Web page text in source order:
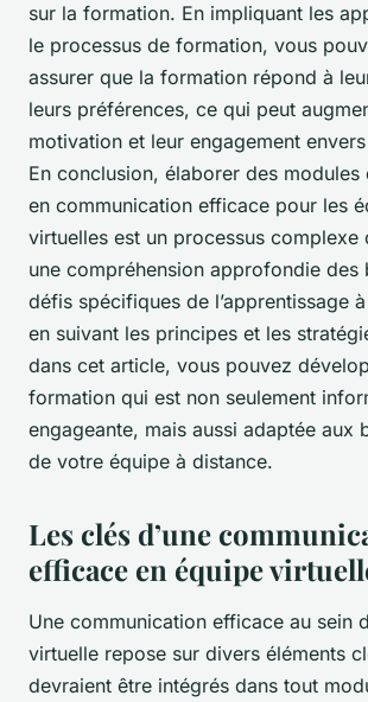
sur la formation. En impliquant les
le processus de formation, vous
assurer que la formation répond à
leurs préférences, ce qui peut
motivation et leur engagement
En conclusion, élaborer des
en communication efficace pour les
virtuelles est un processus complexe
une compréhension approfondie des
défis spécifiques de l’apprentissage
en suivant les principes et les
dans cet article, vous pouvez
formation qui est non seulement
engageante, mais aussi adaptée aux
de votre équipe à distance.
Les clés d’une
efficace en équipe
Une communication efficace au sein
virtuelle repose sur divers éléments
devraient être intégrés dans tout